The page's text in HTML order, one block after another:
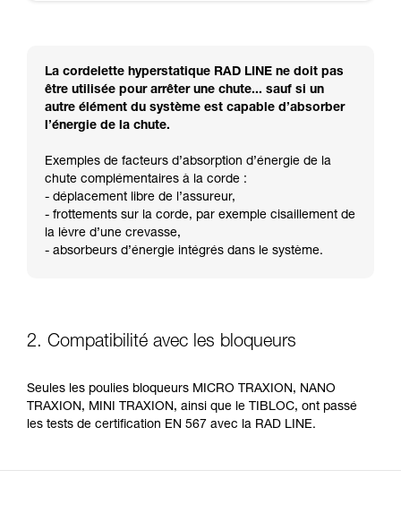
La cordelette hyperstatique RAD LINE ne doit pas
être utilisée pour arrêter une chute... sauf si un
autre élément du système est capable d’absorber
l’énergie de la chute.
Exemples de facteurs d’absorption d’énergie de la
chute complémentaires à la corde :
- déplacement libre de l’assureur,
- frottements sur la corde, par exemple cisaillement de
la lèvre d’une crevasse,
- absorbeurs d’énergie intégrés dans le système.
2. Compatibilité avec les bloqueurs
Seules les poulies bloqueurs MICRO TRAXION, NANO
TRAXION, MINI TRAXION, ainsi que le TIBLOC, ont passé
les tests de certification EN 567 avec la RAD LINE.